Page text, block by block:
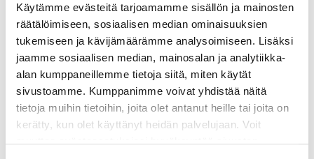
Käytämme evästeitä tarjoamamme sisällön ja mainosten
räätälöimiseen, sosiaalisen median ominaisuuksien
tukemiseen ja kävijämäärämme analysoimiseen. Lisäksi
jaamme sosiaalisen median, mainosalan ja analytiikka-
alan kumppaneillemme tietoja siitä, miten käytät
sivustoamme. Kumppanimme voivat yhdistää näitä
tietoja muihin tietoihin, joita olet antanut heille tai joita on
kerätty, kun olet käyttänyt heidän palvelujaan. Voit
Käyntiosoite: Vistantie 18
Postiosoite: PL 50, 21531 PAIMIO
Vaihde: (02) 474 511
Sähköposti:paimio.kaupunki@paimio.fi